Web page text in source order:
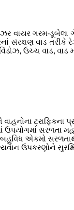
વાયર ગરમ-
વાડ તરીકે
ઉચ્ચ વાડ, વાડ
ટ્રાફિકના
ઉપયોગમાં
બહુવિધ એકમો
ઉપકરણોને